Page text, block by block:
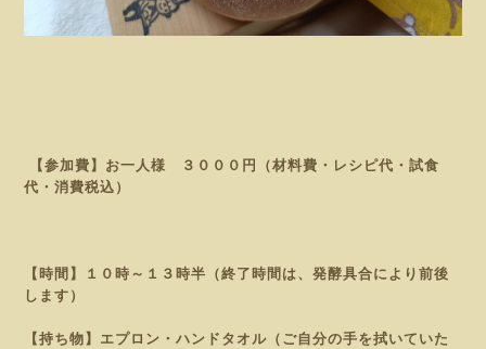
【参加費】お一人様 ３０００円（材料費・レシピ代・試食
代・消費税込）
【時間】１０時～１３時半（終了時間は、発酵具合により前後
します）
【持ち物】エプロン・ハンドタオル（ご自分の手を拭いていた